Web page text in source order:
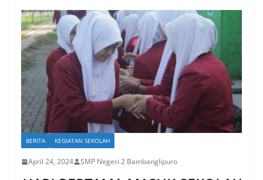
BERITA KEGIATAN SEKOLAH
April 24, 2024 SMP Negeri 2 Bambanglipuro